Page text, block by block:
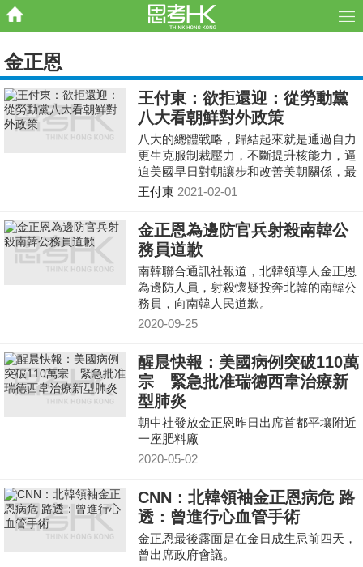
金正恩
王付東：欲拒還迎：從勞動黨
八大看朝鮮對外政策
八大的總體戰略，歸結起來就是通過自力
更生克服制裁壓力，不斷提升核能力，逼
迫美國早日對朝讓步和改善美朝關係，最
終為經濟發展取得出路。但八大的總體戰
王付東 2021-02-01
金正恩為邊防官兵射殺南韓公
務員道歉
南韓聯合通訊社報道，北韓領導人金正恩
為邊防人員，射殺懷疑投奔北韓的南韓公
務員，向南韓人民道歉。
2020-09-25
醒晨快報：美國病例突破110萬
宗 緊急批准瑞德西韋治療新
型肺炎
朝中社發放金正恩昨日出席首都平壤附近
一座肥料廠
2020-05-02
CNN：北韓領袖金正恩病危 路
透：曾進行心血管手術
金正恩最後露面是在金日成生忌前四天，
曾出席政府會議。